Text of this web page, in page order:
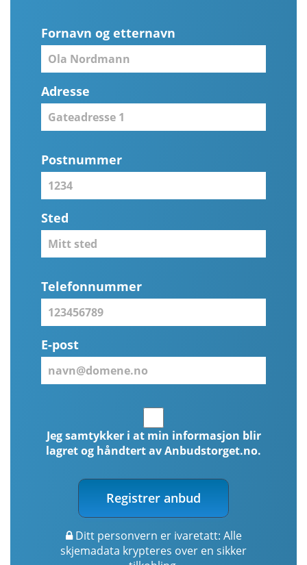
Fornavn og etternavn
Adresse
Postnummer
Sted
Telefonnummer
E-post
Jeg samtykker i at min informasjon blir
lagret og håndtert av Anbudstorget.no.
Registrer anbud
Ditt personvern er ivaretatt: Alle
skjemadata krypteres over en sikker